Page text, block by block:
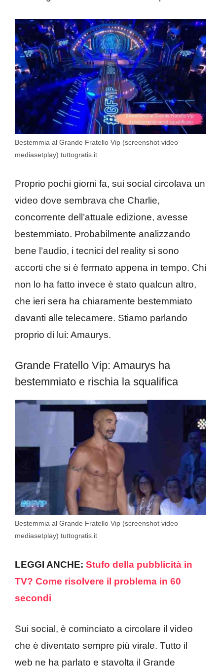
Bestemmia al Grande Fratello Vip (screenshot video
mediasetplay) tuttogratis.it
Proprio pochi giorni fa, sui social circolava un
video dove sembrava che Charlie,
concorrente dell’attuale edizione, avesse
bestemmiato. Probabilmente analizzando
bene l’audio, i tecnici del reality si sono
accorti che si è fermato appena in tempo. Chi
non lo ha fatto invece è stato qualcun altro,
che ieri sera ha chiaramente bestemmiato
davanti alle telecamere. Stiamo parlando
proprio di lui: Amaurys.
Grande Fratello Vip: Amaurys ha
bestemmiato e rischia la squalifica
Bestemmia al Grande Fratello Vip (screenshot video
mediasetplay) tuttogratis.it
LEGGI ANCHE: Stufo della pubblicità in
TV? Come risolvere il problema in 60
secondi
Sui social, è cominciato a circolare il video
che è diventato sempre più virale. Tutto il
web ne ha parlato e stavolta il Grande